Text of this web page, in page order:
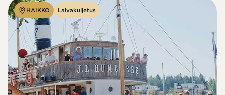
HAIKKO Laivakuljetus